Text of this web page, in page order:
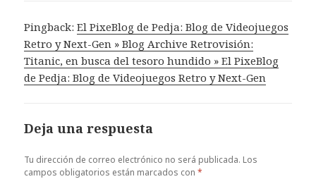
Pingback:El PixeBlog de Pedja: Blog de Videojuegos
Retro y Next-Gen » Blog Archive Retrovisión:
Titanic, en busca del tesoro hundido » El PixeBlog
de Pedja: Blog de Videojuegos Retro y Next-Gen
Deja una respuesta
Tu dirección de correo electrónico no será publicada. Los
campos obligatorios están marcados con*